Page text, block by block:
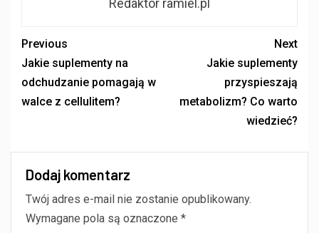
Redaktor ramiel.pl
Previous
Jakie suplementy na
odchudzanie pomagają w
walce z cellulitem?
Next
Jakie suplementy
przyspieszają
metabolizm? Co warto
wiedzieć?
Dodaj komentarz
Twój adres e-mail nie zostanie opublikowany.
Wymagane pola są oznaczone *